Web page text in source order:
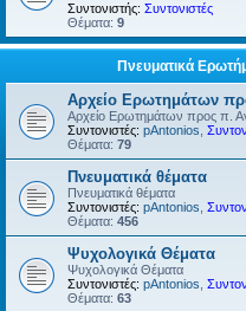
Συντονιστής: Συντονιστές
Θέματα: 9
Πνευματικά
Αρχείο Ερωτημάτων
Αρχείο Ερωτημάτων προς π.
Συντονιστές: pAntonios
Θέματα: 79
Πνευματικά θέματα
Πνευματικά θέματα
Συντονιστές: pAntonios
Θέματα: 456
Ψυχολογικά Θέματα
Ψυχολογικά Θέματα
Συντονιστές: pAntonios
Θέματα: 63